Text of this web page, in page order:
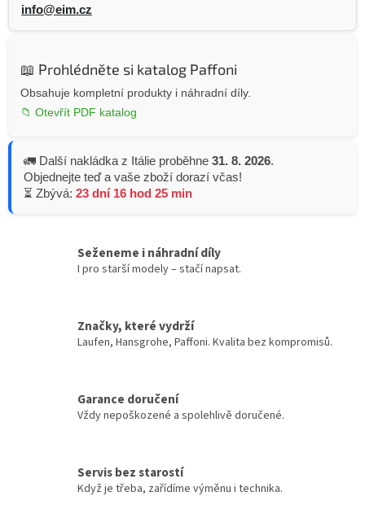
info@eim.cz
📖 Prohlédněte si katalog Paffoni
Obsahuje kompletní produkty i náhradní díly.
📁 Otevřít PDF katalog
🚛 Další nakládka z Itálie proběhne 31. 8. 2026.
Objednejte teď a vaše zboží dorazí včas!
⏳ Zbývá: 23 dní 16 hod 25 min
Seženeme i náhradní díly
I pro starší modely – stačí napsat.
Značky, které vydrží
Laufen, Hansgrohe, Paffoni. Kvalita bez kompromisů.
Garance doručení
Vždy nepoškozené a spolehlivě doručené.
Servis bez starostí
Když je třeba, zařídíme výměnu i technika.